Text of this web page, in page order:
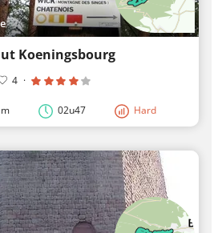
Koeningsbourg
4 ·
02u47 Hard